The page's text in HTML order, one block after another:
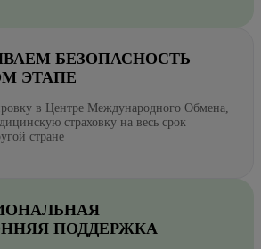
БЕЗОПАСНОСТЬ
ЭТАПЕ
в Центре Международного Обмена,
страховку на весь срок
стране
ПОДДЕРЖКА